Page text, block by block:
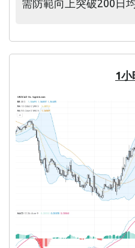
需防範向上突破200日
1小